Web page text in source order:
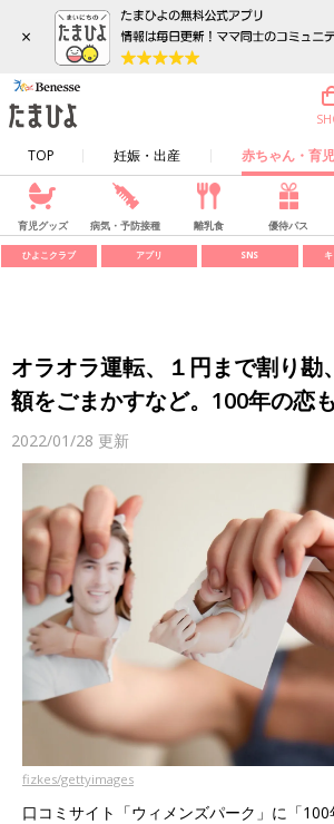
×
TOP 妊娠・出産 赤ちゃん・育児
育児グッズ 病気・予防接種 離乳食 優待パス
ひよこクラブ アプリ SNS
オラオラ運転、１円まで割り勘
額をごまかすなど。100年の恋
2022/01/28 更新
fizkes/gettyimages
口コミサイト「ウィメンズパーク」に「